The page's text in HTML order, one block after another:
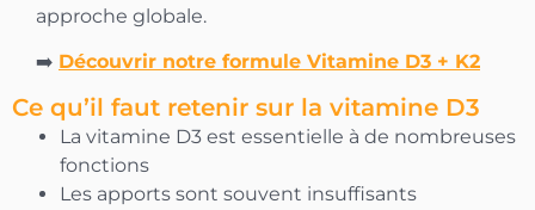
approche globale.
➡️ Découvrir notre formule Vitamine D3 + K2
Ce qu’il faut retenir sur la vitamine D3
La vitamine D3 est essentielle à de nombreuses
fonctions
Les apports sont souvent insuffisants